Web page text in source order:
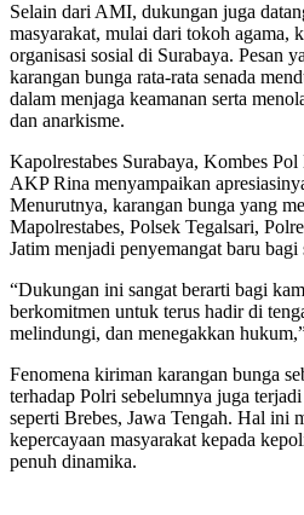
Selain dari AMI, dukungan juga
masyarakat, mulai dari tokoh agama,
organisasi sosial di Surabaya. Pesan
karangan bunga rata-rata senada
dalam menjaga keamanan serta
dan anarkisme.
Kapolrestabes Surabaya, Kombes
AKP Rina menyampaikan
Menurutnya, karangan bunga yang
Mapolrestabes, Polsek Tegalsari,
Jatim menjadi penyemangat baru bagi
“Dukungan ini sangat berarti bagi
berkomitmen untuk terus hadir di
melindungi, dan menegakkan
Fenomena kiriman karangan bunga
terhadap Polri sebelumnya juga
seperti Brebes, Jawa Tengah. Hal ini
kepercayaan masyarakat kepada
penuh dinamika.